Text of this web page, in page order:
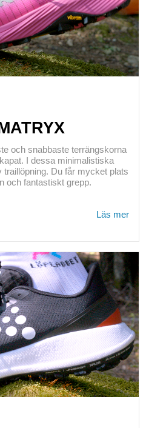
och snabbaste terrängskorna
I dessa minimalistiska
Du får mycket plats
och fantastiskt grepp.
Läs mer